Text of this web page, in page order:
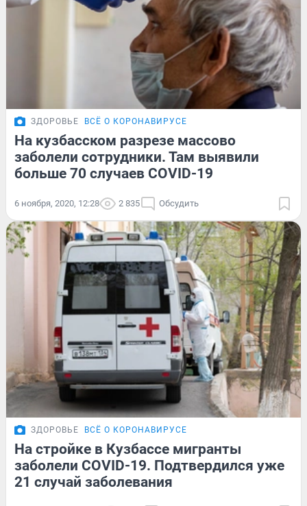
ЗДОРОВЬЕ ВСЁ О КОРОНАВИРУСЕ
На кузбасском разрезе массово
заболели сотрудники. Там выявили
больше 70 случаев COVID-19
6 ноября, 2020, 12:28 2 835 Обсудить
ЗДОРОВЬЕ ВСЁ О КОРОНАВИРУСЕ
На стройке в Кузбассе мигранты
заболели COVID-19. Подтвердился уже
21 случай заболевания